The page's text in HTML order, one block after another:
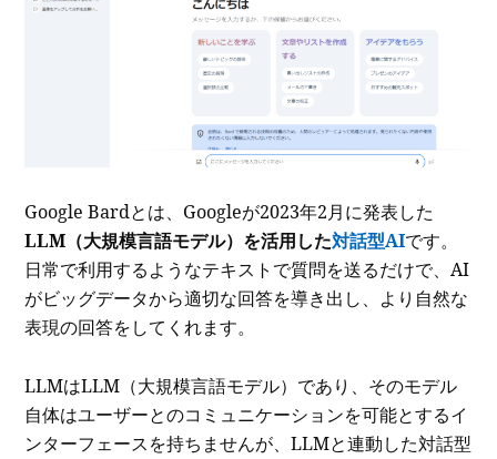
Google Bardとは、Googleが2023年2月に発表した
LLM（大規模言語モデル）を活用した対話型AIです。
日常で利用するようなテキストで質問を送るだけで、AI
がビッグデータから適切な回答を導き出し、より自然な
表現の回答をしてくれます。
LLMはLLM（大規模言語モデル）であり、そのモデル
自体はユーザーとのコミュニケーションを可能とするイ
ンターフェースを持ちませんが、LLMと連動した対話型